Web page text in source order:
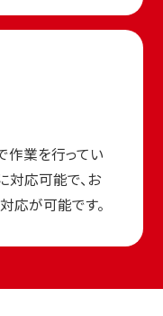
作業を行ってい
対応可能で、お
応が可能です。